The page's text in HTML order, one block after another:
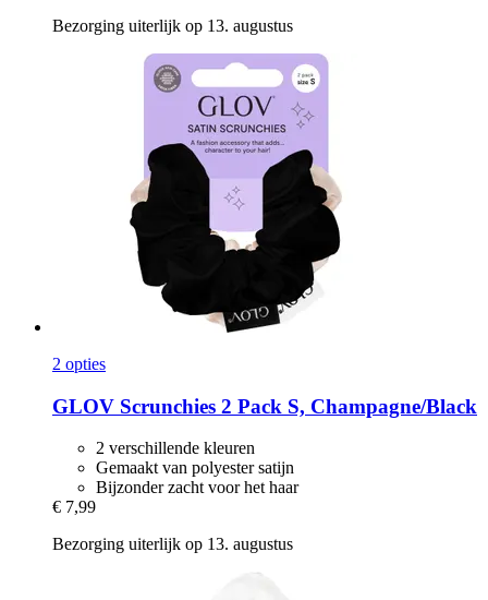
Bezorging uiterlijk op 13. augustus
2 opties
GLOV Scrunchies 2 Pack S, Champagne/Black
2 verschillende kleuren
Gemaakt van polyester satijn
Bijzonder zacht voor het haar
€ 7,99
Bezorging uiterlijk op 13. augustus